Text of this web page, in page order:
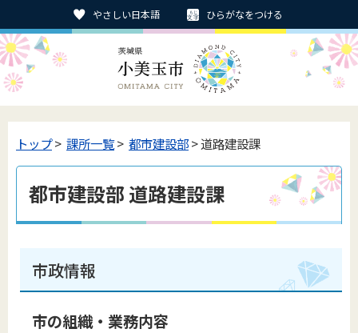
やさしい日本語 ひらがなをつける
トップ> 課所一覧> 都市建設部> 道路建設課
都市建設部 道路建設課
市政情報
市の組織・業務内容